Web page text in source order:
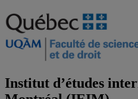
Institut d’études